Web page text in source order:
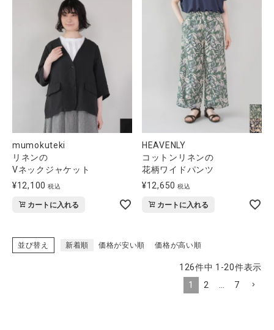
mumokuteki
リネンの
Vネックジャケット
¥12,100 税込
カートに入れる
HEAVENLY
コットンリネンの
花柄ワイドパンツ
¥12,650 税込
カートに入れる
並び替え 新着順 価格が安い順 価格が高い順
126件中 1 -20件表示
1
2 7